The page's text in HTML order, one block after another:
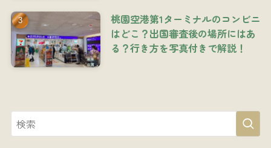
桃園空港第1ターミナルのコンビニ
はどこ？出国審査後の場所にはあ
る？行き方を写真付きで解説！